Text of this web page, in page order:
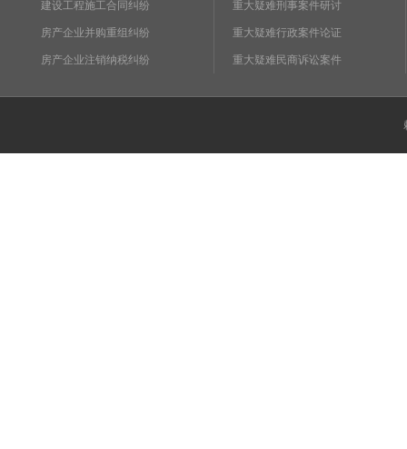
建设工程施工合同纠纷
房产企业并购重组纠纷
房产企业注销纳税纠纷
重大疑难刑事案件研讨
重大疑难行政案件论证
重大疑难民商诉讼案件